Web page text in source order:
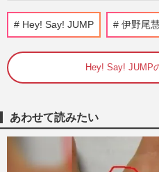
STARTO社の
で“年男コー
週刊女性PRIME
『THE BOYZ
除、伊野尾
週刊女性PRIME
Hey! Say! JUMP 伊野尾
Hey! Say! JUMP
あわせて読みたい